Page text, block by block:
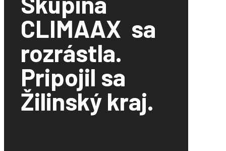
CLIMAAX sa
rozrástla.
Pripojil sa
Žilinský kraj.